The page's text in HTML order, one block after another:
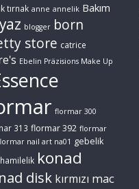
tırnak anne annelik Bakım
blogger born
store catrice
Ebelin Präzisions Make Up
flormar 300
313 flormar 392 flormar
nail art na01 gebelik
hamilelik konad
disk kırmızı mac